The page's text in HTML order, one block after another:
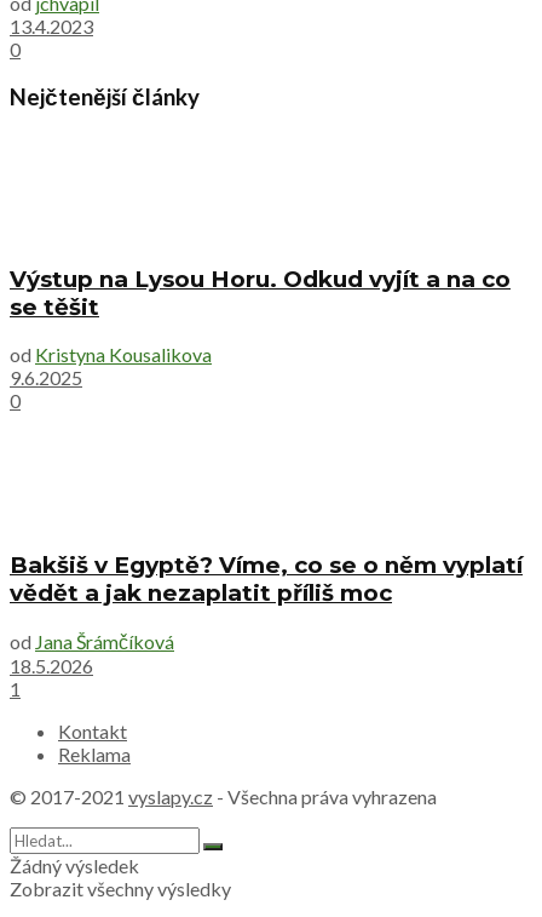
13.4.2023
0
Nejčtenější články
Výstup na Lysou Horu. Odkud vyjít a na co
se těšit
od Kristyna Kousalikova
9.6.2025
0
Bakšiš v Egyptě? Víme, co se o něm vyplatí
vědět a jak nezaplatit příliš moc
od Jana Šrámčíková
18.5.2026
1
Kontakt
Reklama
© 2017-2021 vyslapy.cz - Všechna práva vyhrazena
Žádný výsledek
Zobrazit všechny výsledky